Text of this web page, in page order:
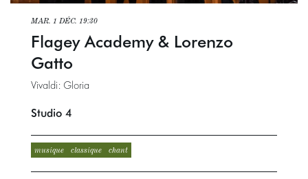
Flagey Academy & Lorenzo
Gatto
Vivaldi: Gloria
MAR. 1 DÉC. 19:30
Studio 4
musique classique chant